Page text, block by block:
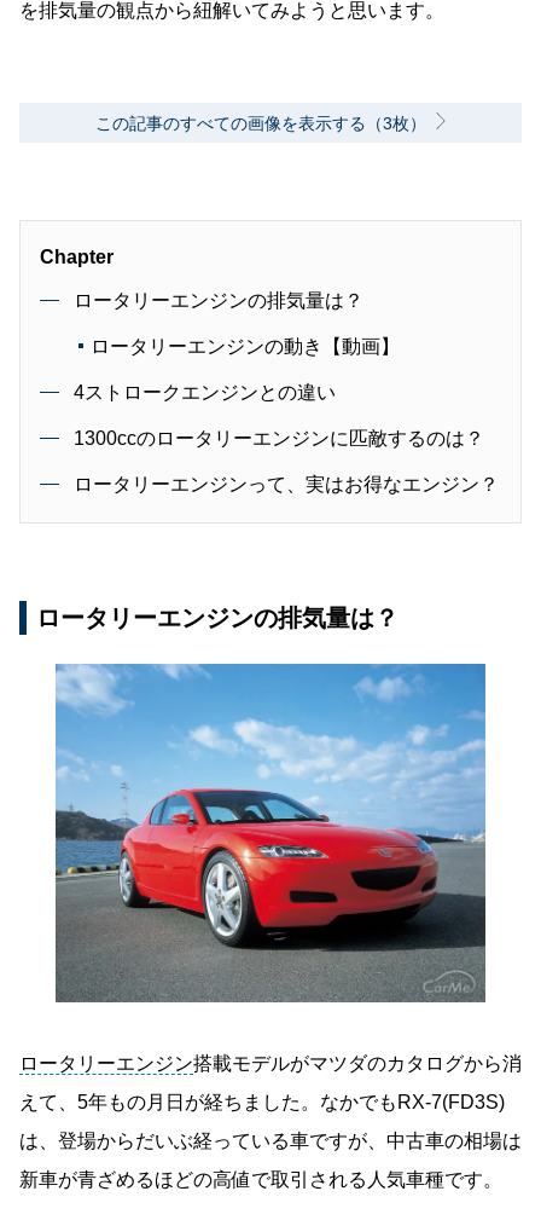
を排気量の観点から紐解いてみようと思います。
この記事のすべての画像を表示する（3枚）
Chapter
ロータリーエンジンの排気量は？
ロータリーエンジンの動き【動画】
4ストロークエンジンとの違い
1300ccのロータリーエンジンに匹敵するのは？
ロータリーエンジンって、実はお得なエンジン？
ロータリーエンジンの排気量は？
ロータリーエンジン搭載モデルがマツダのカタログから消
えて、5年もの月日が経ちました。なかでもRX-7(FD3S)
は、登場からだいぶ経っている車ですが、中古車の相場は
新車が青ざめるほどの高値で取引される人気車種です。